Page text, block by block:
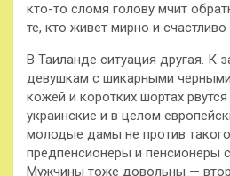
кто-то сломя голову мчит
те, кто живет мирно и
В Таиланде ситуация другая. К
девушкам с шикарными
кожей и коротких шортах
украинские и в целом
молодые дамы не против
предпенсионеры и пенсионеры
Мужчины тоже довольны —